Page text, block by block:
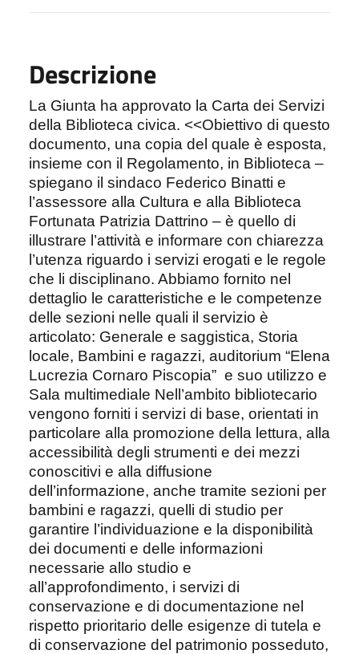
Descrizione
La Giunta ha approvato la Carta dei Servizi
della Biblioteca civica. <<Obiettivo di questo
documento, una copia del quale è esposta,
insieme con il Regolamento, in Biblioteca –
spiegano il sindaco Federico Binatti e
l’assessore alla Cultura e alla Biblioteca
Fortunata Patrizia Dattrino – è quello di
illustrare l’attività e informare con chiarezza
l’utenza riguardo i servizi erogati e le regole
che li disciplinano. Abbiamo fornito nel
dettaglio le caratteristiche e le competenze
delle sezioni nelle quali il servizio è
articolato: Generale e saggistica, Storia
locale, Bambini e ragazzi, auditorium “Elena
Lucrezia Cornaro Piscopia” e suo utilizzo e
Sala multimediale Nell’ambito bibliotecario
vengono forniti i servizi di base, orientati in
particolare alla promozione della lettura, alla
accessibilità degli strumenti e dei mezzi
conoscitivi e alla diffusione
dell’informazione, anche tramite sezioni per
bambini e ragazzi, quelli di studio per
garantire l’individuazione e la disponibilità
dei documenti e delle informazioni
necessarie allo studio e
all’approfondimento, i servizi di
conservazione e di documentazione nel
rispetto prioritario delle esigenze di tutela e
di conservazione del patrimonio posseduto,